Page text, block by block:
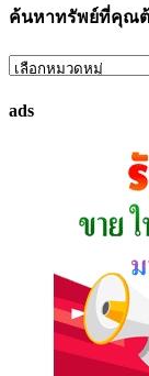
ค้นหาทรัพย์ที่คุณต้
ค้นหา
ที่
ads